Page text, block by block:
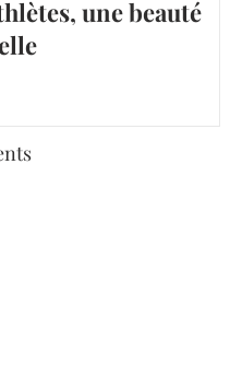
une beauté